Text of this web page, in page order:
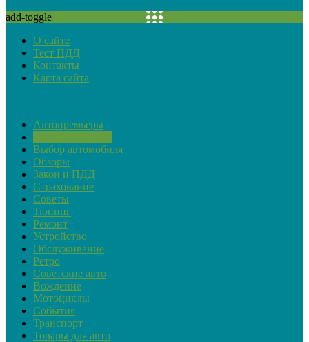
add-toggle
О сайте
Тест ПДД
Контакты
Карта сайта
Автопремьеры
Выбор автомобиля
Обзоры
Закон и ПДД
Страхование
Советы
Тюнинг
Ремонт
Устройство
Обслуживание
Ретро
Советские авто
Вождение
Мотоциклы
События
Транспорт
Товары для авто